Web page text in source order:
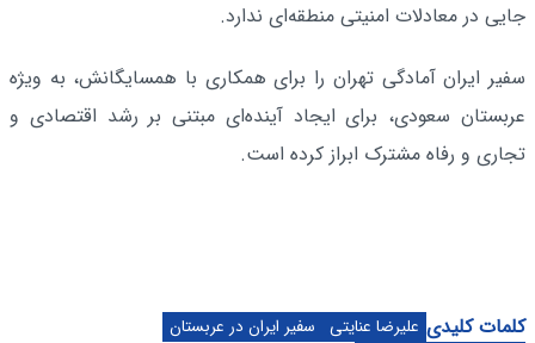
جایی در معادلات امنیتی منطقه‌ای ندارد.
سفیر ایران آمادگی تهران را برای همکاری با همسایگانش، به ویژه
عربستان سعودی، برای ایجاد آینده‌ای مبتنی بر رشد اقتصادی و
تجاری و رفاه مشترک ابراز کرده است.
کلمات کلیدی علیرضا عنایتی
سفیر ایران در عربستان